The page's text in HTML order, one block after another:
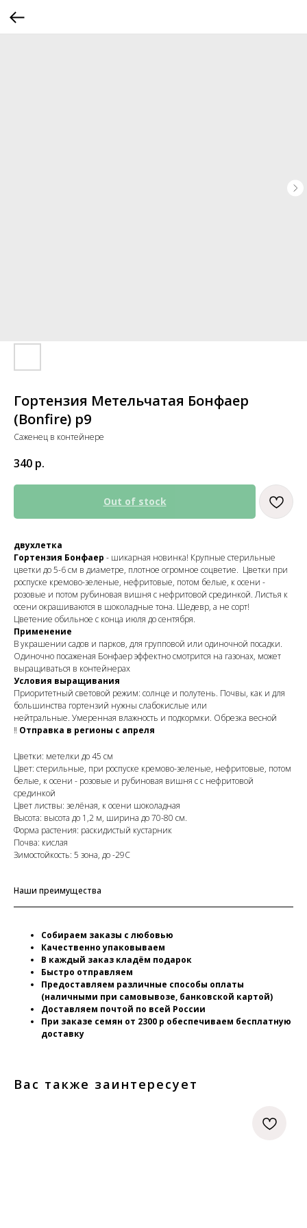
Гортензия Метельчатая Бонфаер
(Bonfire) р9
Саженец в контейнере
340 р.
Out of stock
двухлетка
Гортензия Бонфаер - шикарная новинка! Крупные стерильные
цветки до 5-6 см в диаметре, плотное огромное соцветие. Цветки при
роспуске кремово-зеленые, нефритовые, потом белые, к осени -
розовые и потом рубиновая вишня с нефритовой срединкой. Листья к
осени окрашиваются в шоколадные тона. Шедевр, а не сорт!
Цветение обильное с конца июля до сентября.
Применение
В украшении садов и парков, для групповой или одиночной посадки.
Одиночно посаженая Бонфаер эффектно смотрится на газонах, может
выращиваться в контейнерах
Условия выращивания
Приоритетный световой режим: солнце и полутень. Почвы, как и для
большинства гортензий нужны слабокислые или
нейтральные. Умеренная влажность и подкормки. Обрезка весной
‼️ Отправка в регионы с апреля
Цветки: метелки до 45 см
Цвет: стерильные, при роспуске кремово-зеленые, нефритовые, потом
белые, к осени - розовые и рубиновая вишня с с нефритовой
срединкой
Цвет листвы: зелёная, к осени шоколадная
Высота: высота до 1,2 м, ширина до 70-80 см.
Форма растения: раскидистый кустарник
Почва: кислая
Зимостойкость: 5 зона, до -29С
Наши преимущества
Собираем заказы с любовью
Качественно упаковываем
В каждый заказ кладём подарок
Быстро отправляем
Предоставляем различные способы оплаты
(наличными при самовывозе, банковской картой)
Доставляем почтой по всей России
При заказе семян от 2300 р обеспечиваем бесплатную
доставку
Вас также заинтересует